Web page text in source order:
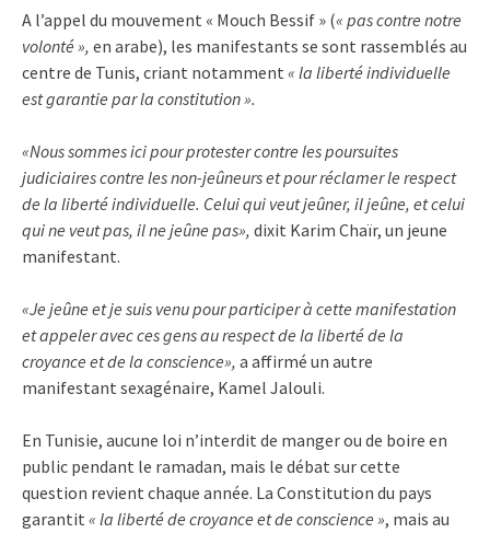
A l’appel du mouvement « Mouch Bessif » (« pas contre notre
volonté », en arabe), les manifestants se sont rassemblés au
centre de Tunis, criant notamment « la liberté individuelle
est garantie par la constitution ».
«Nous sommes ici pour protester contre les poursuites
judiciaires contre les non-jeûneurs et pour réclamer le respect
de la liberté individuelle. Celui qui veut jeûner, il jeûne, et celui
qui ne veut pas, il ne jeûne pas», dixit Karim Chaïr, un jeune
manifestant.
«Je jeûne et je suis venu pour participer à cette manifestation
et appeler avec ces gens au respect de la liberté de la
croyance et de la conscience», a affirmé un autre
manifestant sexagénaire, Kamel Jalouli.
En Tunisie, aucune loi n’interdit de manger ou de boire en
public pendant le ramadan, mais le débat sur cette
question revient chaque année. La Constitution du pays
garantit « la liberté de croyance et de conscience », mais au